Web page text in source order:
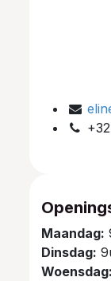
Maandag:
Dinsdag:
Woensdag: